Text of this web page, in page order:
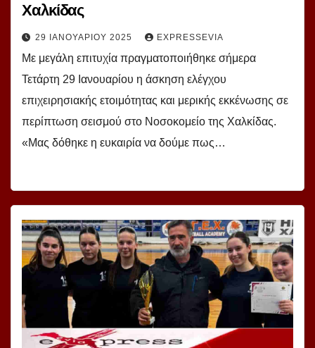
Χαλκίδας
29 ΙΑΝΟΥΑΡΊΟΥ 2025 EXPRESSEVIA
Με μεγάλη επιτυχία πραγματοποιήθηκε σήμερα
Τετάρτη 29 Ιανουαρίου η άσκηση ελέγχου
επιχειρησιακής ετοιμότητας και μερικής εκκένωσης σε
περίπτωση σεισμού στο Νοσοκομείο της Χαλκίδας.
«Μας δόθηκε η ευκαιρία να δούμε πως…